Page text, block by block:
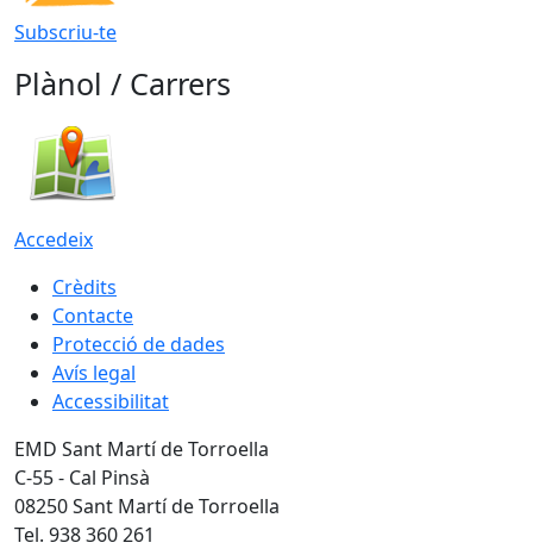
Subscriu-te
Plànol / Carrers
Accedeix
Crèdits
Contacte
Protecció de dades
Avís legal
Accessibilitat
EMD Sant Martí de Torroella
C-55 - Cal Pinsà
08250 Sant Martí de Torroella
Tel. 938 360 261